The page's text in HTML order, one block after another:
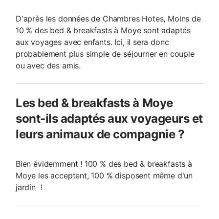
D'après les données de Chambres Hotes, Moins de
10 % des bed & breakfasts à Moye sont adaptés
aux voyages avec enfants. Ici, il sera donc
probablement plus simple de séjourner en couple
ou avec des amis.
Les bed & breakfasts à Moye
sont-ils adaptés aux voyageurs et
leurs animaux de compagnie ?
Bien évidemment ! 100 % des bed & breakfasts à
Moye les acceptent, 100 % disposent même d'un
jardin !